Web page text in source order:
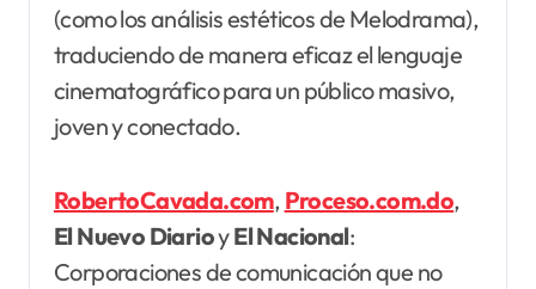
(como los análisis estéticos de Melodrama),
traduciendo de manera eficaz el lenguaje
cinematográfico para un público masivo,
joven y conectado.
RobertoCavada.com, Proceso.com.do,
ElNuevo DiarioyEl Nacional:
Corporaciones de comunicación que no